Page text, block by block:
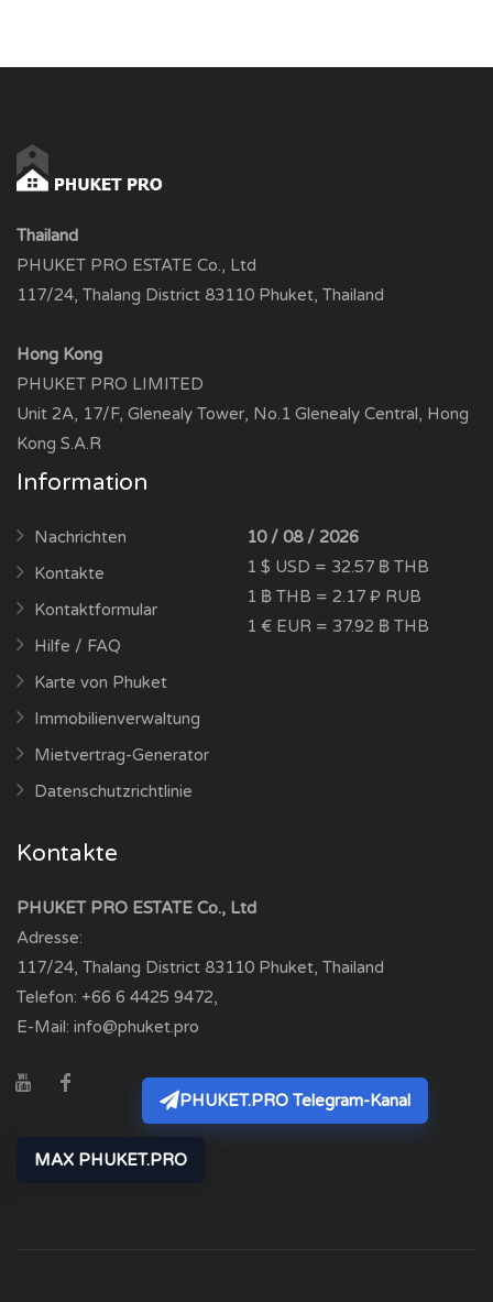
Thailand
PHUKET PRO ESTATE Co., Ltd
117/24, Thalang District 83110 Phuket, Thailand
Hong Kong
PHUKET PRO LIMITED
Unit 2A, 17/F, Glenealy Tower, No.1 Glenealy Central, Hong
Kong S.A.R
Information
Nachrichten
Kontakte
Kontaktformular
Hilfe / FAQ
Karte von Phuket
Immobilienverwaltung
Mietvertrag-Generator
Datenschutzrichtlinie
10 / 08 / 2026
1 $ USD = 32.57 ฿ THB
1 ฿ THB = 2.17 ₽ RUB
1 € EUR = 37.92 ฿ THB
Kontakte
PHUKET PRO ESTATE Co., Ltd
Adresse:
117/24, Thalang District 83110 Phuket, Thailand
Telefon: +66 6 4425 9472
E-Mail: info@phuket.pro
PHUKET.PRO Telegram-Kanal
MAX PHUKET.PRO